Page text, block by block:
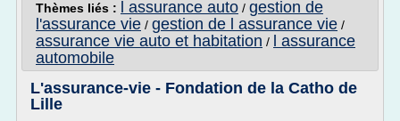
Thèmes liés :
l assurance auto / gestion de
l'assurance vie / gestion de l assurance vie /
assurance vie auto et habitation /
l assurance
automobile
L'assurance-vie - Fondation de la Catho de
Lille